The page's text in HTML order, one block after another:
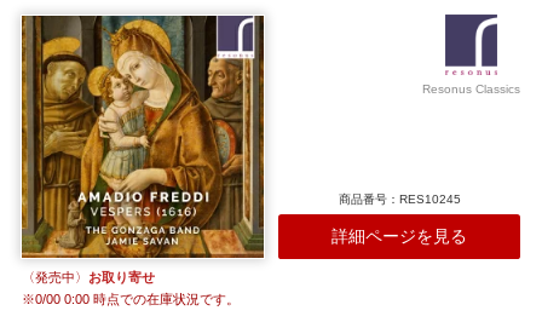
ン、聖トーマスなど由緒ある合唱団が心を込めて歌い上げています。
収録作曲家：
アダン
ウェイド ヴェルナー
G.ガブリエリ
グアーミ
グリーグ グルーバー
シュッツ
シュレーター タウバー
トレッリ
ノイナー M.ハイドン
ハンマーシュミット
不詳 フランク ブルッフ
ヘルベック
ヘンデル マンフレディーニ
メンデルスゾーン
モルター
ライヒャルト ラインベルガー ルイエ
レーガー
ロカテッリ
Resonus Classics
商品番号：RES10245
詳細ページを見る
〈発売中〉 お取り寄せ
※0/00 0:00時点での在庫状況です。